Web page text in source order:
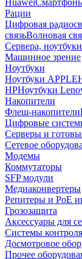
Huawei
Рации
Цифровая
связьВолновая
Сервера,
Машинное зрение
Ноутбуки
Ноутбуки APPLE
HPНоутбуки
Накопители
Флеш-накопители
Цифровые
Серверы и
Сетевое
Модемы
Коммутаторы
SFP модули
Медиаконвертеры
Репитеры и PoE
Грозозащита
Аксессуары для
Системы
Досмотровое
Прочее